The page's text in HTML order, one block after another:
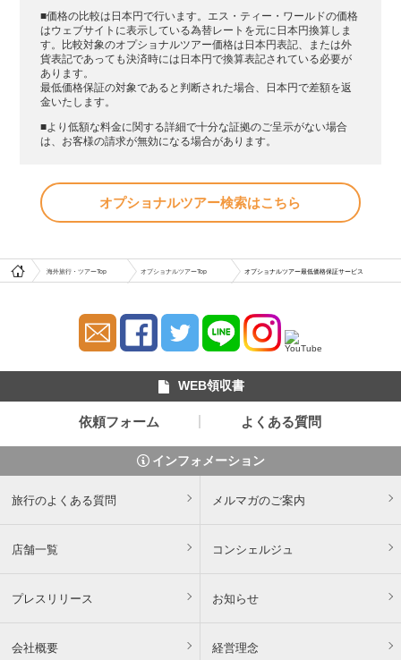
■価格の比較は日本円で行います。エス・ティー・ワールドの価格
はウェブサイトに表示している為替レートを元に日本円換算しま
す。比較対象のオプショナルツアー価格は日本円表記、または外
貨表記であっても決済時には日本円で換算表記されている必要が
あります。
最低価格保証の対象であると判断された場合、日本円で差額を返
金いたします。
■より低額な料金に関する詳細で十分な証拠のご呈示がない場合
は、お客様の請求が無効になる場合があります。
オプショナルツアー検索はこちら
海外旅行・ツアーTop オプショナルツアーTop オプショナルツアー最低価格保証サービス
WEB領収書
依頼フォーム よくある質問
インフォメーション
旅行のよくある質問 メルマガのご案内
店舗一覧 コンシェルジュ
プレスリリース お知らせ
会社概要 経営理念